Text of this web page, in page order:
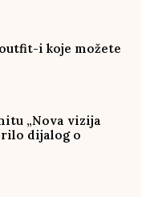
i koje možete
„Nova vizija
dijalog o